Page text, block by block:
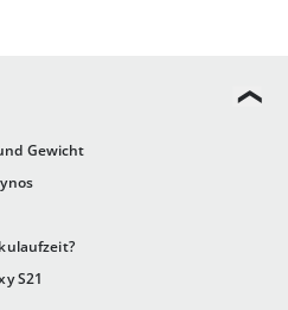
Gewicht
S21